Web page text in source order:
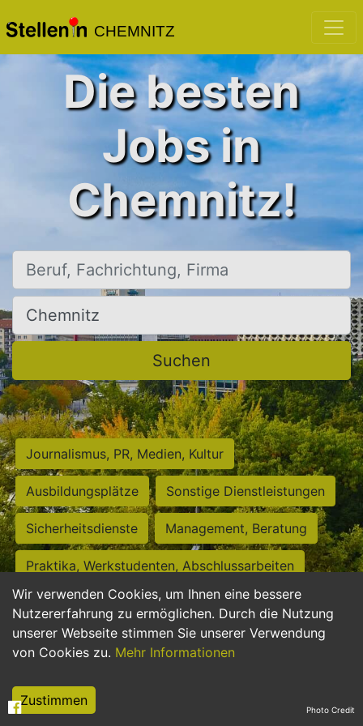
CHEMNITZ
Wir verwenden Cookies, um Ihnen eine bessere
Nutzererfahrung zu ermöglichen. Durch die Nutzung
unserer Webseite stimmen Sie unserer Verwendung
von Cookies zu. Mehr Informationen
Zustimmen
Die besten
Jobs in
Chemnitz!
Beruf, Fachrichtung, Firma
Ort, Stadt
Suchen
Journalismus, PR, Medien, Kultur
Ausbildungsplätze Sonstige Dienstleistungen
Sicherheitsdienste Management, Beratung
Praktika, Werkstudenten, Abschlussarbeiten
Personalwesen Assistenz, Sekretariat
Hilfskräfte, Aushilfs- und Nebenjobs
Weiterbildung, Studium, duale Ausbildung Photo Credit